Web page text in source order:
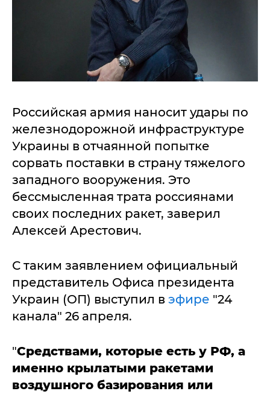
Российская армия наносит удары по
железнодорожной инфраструктуре
Украины в отчаянной попытке
сорвать поставки в страну тяжелого
западного вооружения. Это
бессмысленная трата россиянами
своих последних ракет, заверил
Алексей Арестович.
С таким заявлением официальный
представитель Офиса президента
Украин (ОП) выступил в эфире "24
канала" 26 апреля.
"Средствами, которые есть у РФ, а
именно крылатыми ракетами
воздушного базирования или